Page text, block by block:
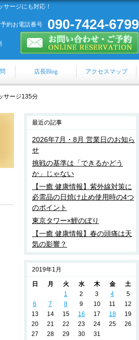
ージにも対応！
090-7424-6799
約お電話番号
店長Blog アクセスマップ
サージ135分
最近の記事
2026年7月・8月 営業日のお知ら
せ
挑戦の基準は「できるかどう
か」じゃない
【一癒 健康情報】紫外線対策に
必需品の日焼け止め使用時の4つ
のポイント
東京タワー×鯉のぼり
【一癒 健康情報】春の頭痛は天
気の影響？
2019年1月
日 月 火 水 木 金 土
1 2 3 4
5
6
7 8 9 10 11
12
13
14 15 16 17 18
19
20
21 22 23 24 25
26
27
28 29 30 31